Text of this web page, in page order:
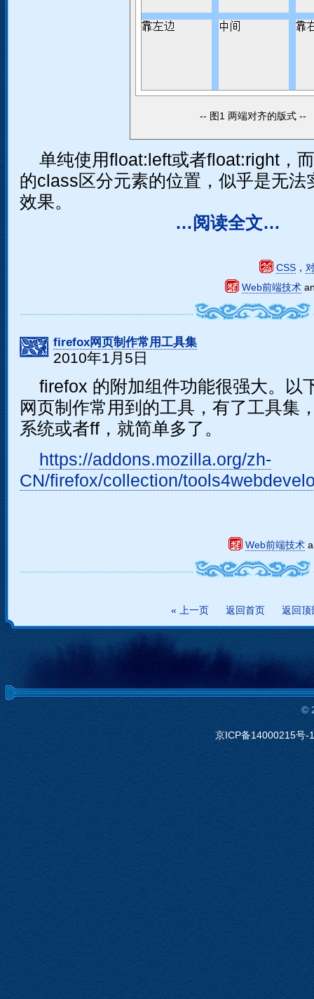
图1 两端对齐的版式
单纯使用float:left或者float:right，
的class区分元素的位置，似乎是无法
效果。
…阅读全文…
CSS ，
Web前端技术
firefox网页制作常用工具集
2010年1月5日
firefox 的附加组件功能很强大。以
网页制作常用到的工具，有了工具集
系统或者ff，就简单多了。
https://addons.mozilla.org/zh-
CN/firefox/collection/
Web前端技术
« 上一页 返回首页 返回顶
©
京ICP备14000215号-1